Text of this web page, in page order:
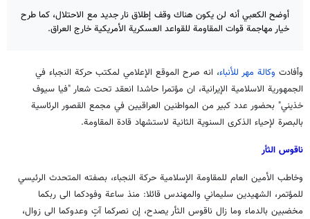
أوضح الكعبي أنه لن يكون هناك وقف إطلاق نار جديد مع الاحتلال، كما طرح
خيار مهاجمة قوات المقاومة للقواعد العسكرية الأمريكية خارج العراق.
وأفادت وكالة مهر للأنباء، انه صرح الموقع الإعلامي لمكتب حركة النجباء في
الجمهورية الاسلامية الإيرانية، ان مؤتمرا حاشدا انعقد تحت شعار "فيا سيوف
خذيني" بحضور عدد كبير من المواطنين العراقيين في مجمع القصور الرئاسية
بالبصرة لإحياء الذكرى السنوية الثانية لاستشهاد قادة المقاومة.
ناقوس الثأر
وخاطب الأمين العام للمقاومة الإسلامية حركة النجباء، بصفته المتحدث الرئيسي
للمؤتمر، الشهيدين سليماني والمهندس قائلا: منذ ساعة وفودكما الى ربكما
مخضبين بالدماء وما زال ناقوس الثأر يصدح، إن نصركما آتٍ وعدوكما الى زوال،